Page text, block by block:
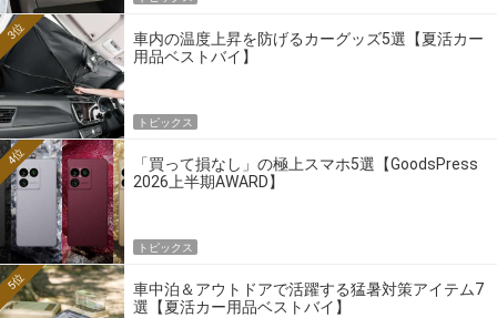
車内の温度上昇を防げるカーグッズ5選【夏活カー
用品ベストバイ】
3位
トピックス
「買って損なし」の極上スマホ5選【GoodsPress
2026上半期AWARD】
4位
トピックス
車中泊＆アウトドアで活躍する猛暑対策アイテム7
選【夏活カー用品ベストバイ】
5位